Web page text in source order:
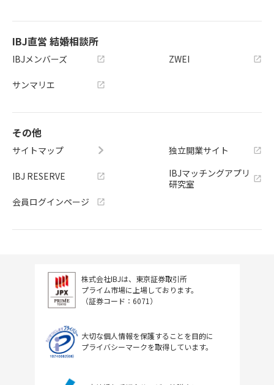
IBJ直営 結婚相談所
IBJメンバーズ
サンマリエ
ZWEI
その他
サイトマップ
IBJ RESERVE
会員ログインページ
独立開業サイト
IBJマッチングアプリ
研究室
株式会社IBJは、東京証券取引所
プライム市場に上場しております。
（証券コード：6071）
大切な個人情報を保護することを目的に
プライバシーマークを取得しています。